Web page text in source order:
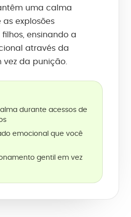
uma calma
explosões
ensinando a
através da
da punição.
durante acessos de
emocional que você
gentil em vez